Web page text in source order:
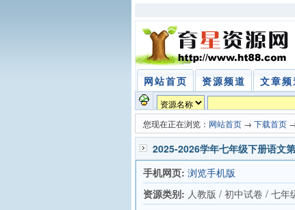
网站首页 资源频道 文章频
您现在正在浏览： 网站首页 → 下载首页
2025-2026学年七年级下册语文
手机网页: 浏览手机版
资源类别: 人教版 / 初中试卷 / 七年